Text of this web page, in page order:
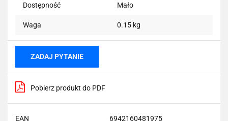
Dostępność Mało
Waga 0.15 kg
ZADAJ PYTANIE
Pobierz produkt do PDF
EAN 6942160481975